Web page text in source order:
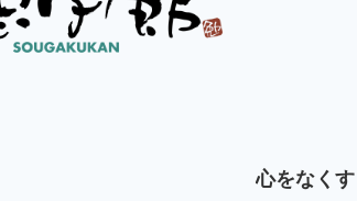
心をなくす